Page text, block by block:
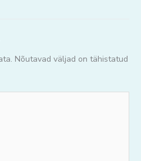
Nõutavad väljad on tähistatud